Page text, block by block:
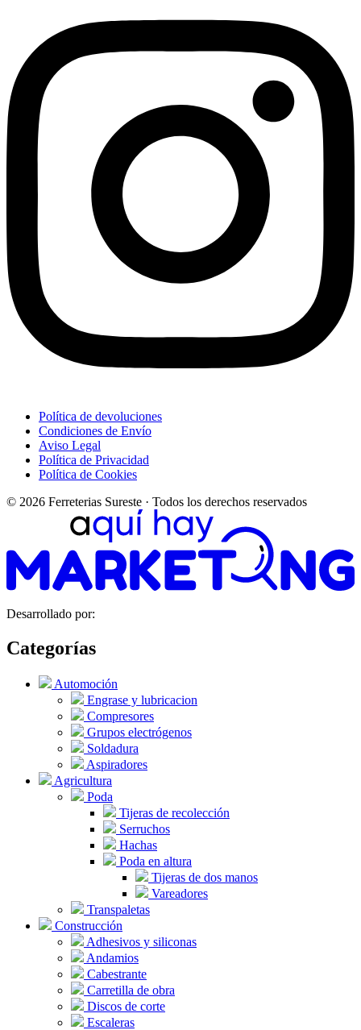
Política de devoluciones
Condiciones de Envío
Aviso Legal
Política de Privacidad
Política de Cookies
© 2026 Ferreterias Sureste · Todos los derechos reservados
Desarrollado por:
Categorías
Automoción
Engrase y lubricacion
Compresores
Grupos electrógenos
Soldadura
Aspiradores
Agricultura
Poda
Tijeras de recolección
Serruchos
Hachas
Poda en altura
Tijeras de dos manos
Vareadores
Transpaletas
Construcción
Adhesivos y siliconas
Andamios
Cabestrante
Carretilla de obra
Discos de corte
Escaleras